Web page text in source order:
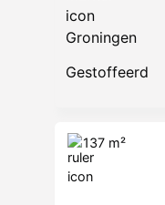
Groningen
Gestoffeerd
137 m²